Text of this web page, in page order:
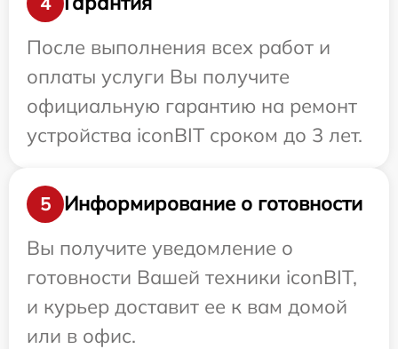
После выполнения всех работ и
оплаты услуги Вы получите
официальную гарантию на ремонт
устройства iconBIT сроком до 3 лет.
5
Информирование о готовности
Вы получите уведомление о
готовности Вашей техники iconBIT,
и курьер доставит ее к вам домой
или в офис.